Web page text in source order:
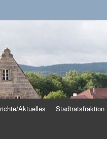
Aktuelles Stadtratsfraktion